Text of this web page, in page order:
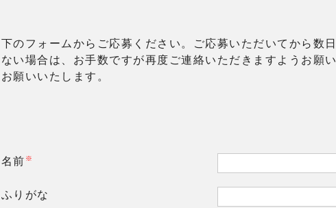
下のフォームからご応募ください。ご応募いただいてから数
ない場合は、お手数ですが再度ご連絡いただきますようお願
お願いいたします。
名前 ※
ふりがな